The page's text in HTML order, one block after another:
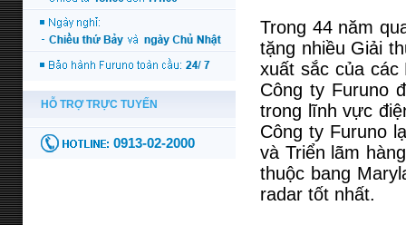
Trong 44 năm
tặng nhiều Giải
xuất sắc của
Công ty Furuno
trong lĩnh vực
Công ty Furuno
và Triển lãm
thuộc bang
radar tốt nhất.